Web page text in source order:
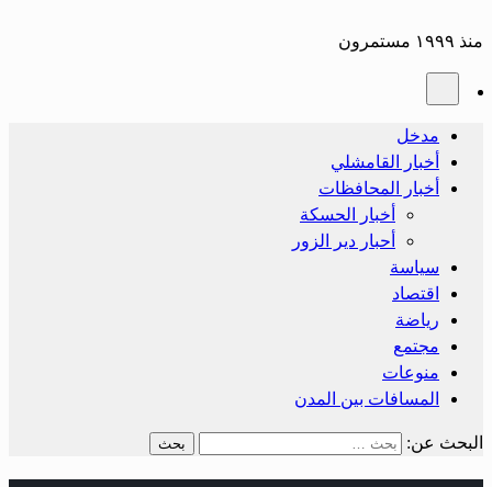
منذ ١٩٩٩ مستمرون
مدخل
أخبار القامشلي
أخبار المحافظات
أخبار الحسكة
أحبار دير الزور
سياسة
اقتصاد
رياضة
مجتمع
منوعات
المسافات بين المدن
البحث عن: